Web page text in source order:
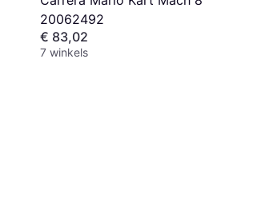
20062492
€ 83,02
7 winkels